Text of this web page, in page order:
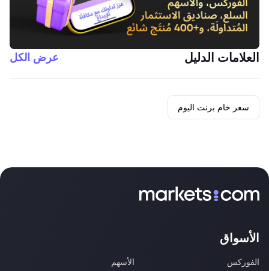
العلامات الدليل عرض الكل
سعر خام برنت اليوم
الأسواق
الفوركس
الأسهم